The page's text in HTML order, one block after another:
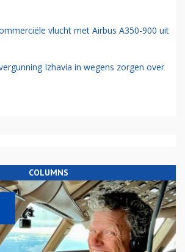
vlucht met Airbus A350-900 uit
Izhavia in wegens zorgen over
COLUMNS